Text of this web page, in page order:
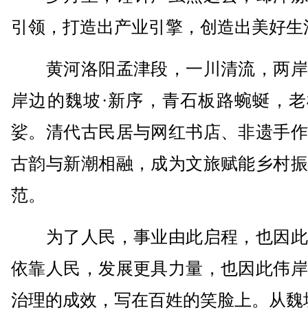
引领，打造出产业引擎，创造出美好生
黄河洛阳孟津段，一川清流，两
岸边的魏坡·新序，青石板路蜿蜒，
娑。清代古民居与网红书店、非遗手
古韵与新潮相融，成为文旅赋能乡村
范。
为了人民，事业由此启程，也因
依靠人民，发展更具力量，也因此伟
治理的成效，写在百姓的笑脸上。从魏